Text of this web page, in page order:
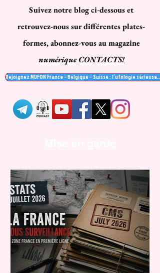
Suivez notre blog ci-dessous et
retrouvez-nous sur différentes plates-
formes, abonnez-vous au magazine
numérique CONTACTS!
Rejoignez MUFON France – Belgique – Suisse : l’ufologie